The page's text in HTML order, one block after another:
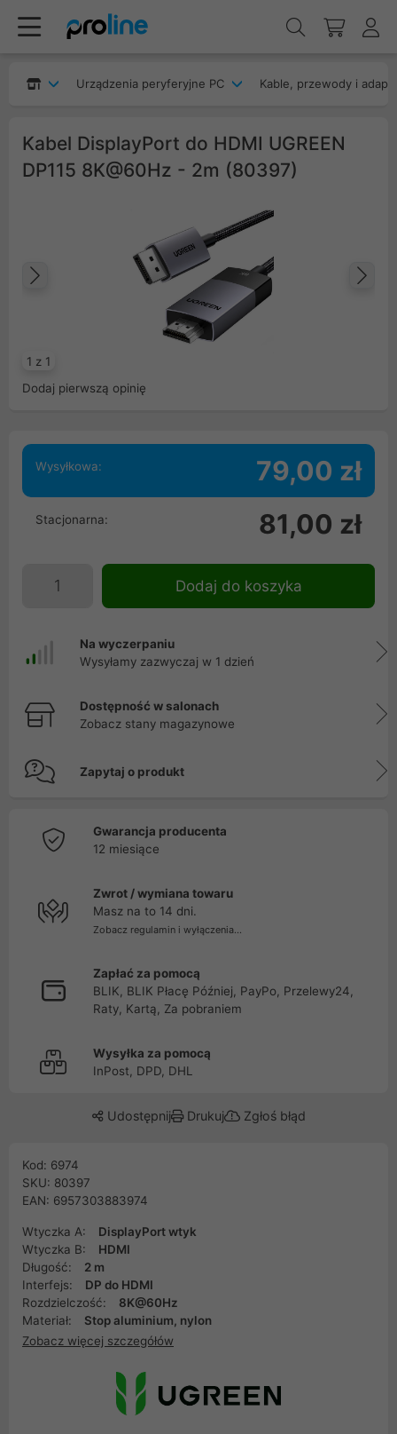
Urządzenia peryferyjne PC Kable, przewody i
Kabel DisplayPort do HDMI UGREEN
DP115 8K@60Hz - 2m (80397)
1 z 1
Poprzedni
Dodaj pierwszą opinię
Wysyłkowa: 79,00 zł
Stacjonarna: 81,00 zł
Dodaj do koszyka
Na wyczerpaniu
Wysyłamy zazwyczaj w 1 dzień
Dostępność w salonach
Zobacz stany magazynowe
Zapytaj o produkt
Gwarancja producenta
12 miesiące
Zwrot / wymiana towaru
Masz na to 14 dni.
Zobacz regulamin i wyłączenia...
Zapłać za pomocą
BLIK, BLIK Płacę Później, PayPo, Przelewy24,
Raty, Kartą, Za pobraniem
Wysyłka za pomocą
InPost, DPD, DHL
Udostępnij Drukuj Zgłoś błąd
Kod: 6974
SKU: 80397
EAN: 6957303883974
Wtyczka A:
DisplayPort wtyk
Wtyczka B:
HDMI
Długość:
2 m
Interfejs:
DP do HDMI
Rozdzielczość:
8K@60Hz
Materiał:
Stop aluminium, nylon
Zobacz więcej szczegółów